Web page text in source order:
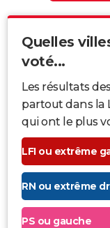
Quelles
voté...
Les résultats
partout dans la
qui ont le plus
LFI ou extrême
RN ou extrême
PS ou gauche